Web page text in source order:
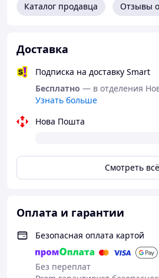
хранение и транспортировку.
диаметру 130 см зонтик надежно
длина в сложенном виде 101 см
для ежедневного использования.
Каталог продавца Отзывы
Доставка
Подписка на доставку Smart
Бесплатно — в отделения
Узнать больше
Нова Пошта
Смотреть всё
Оплата и гарантии
Безопасная оплата картой
Без переплат